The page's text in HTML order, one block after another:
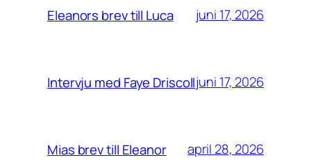
Eleanors brev till Luca juni 17, 2026
Intervju med Faye Driscolljuni 17, 2026
Mias brev till Eleanor april 28, 2026